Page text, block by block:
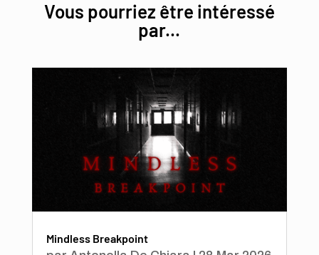
Vous pourriez être intéressé
par...
Mindless Breakpoint